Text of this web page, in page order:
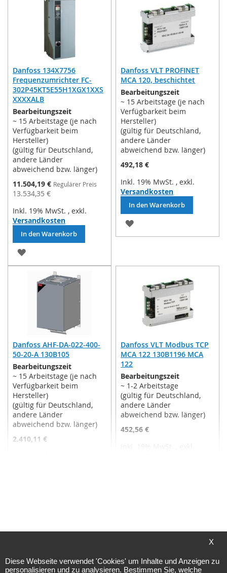
HINZUFÜGEN
HINZUFÜGEN
Danfoss 134X7756
Frequenzumrichter FC-
302P45KT5E55H1XGX1XXS
XXXXALB
Bearbeitungszeit
~ 15 Arbeitstage (je nach
Verfügbarkeit beim
Hersteller)
(gültig für Deutschland,
andere Länder
abweichend bzw. länger)
Sonderpreis
11.504,19 € Regulärer Preis
13.534,35 €
Inkl. 19% MwSt. , exkl.
Versandkosten
In den Warenkorb
ZUR
WUNSCHLISTE
HINZUFÜGEN
Danfoss VLT PROFINET
MCA 120, beschichtet
Bearbeitungszeit
~ 15 Arbeitstage (je nach
Verfügbarkeit beim
Hersteller)
(gültig für Deutschland,
andere Länder
abweichend bzw. länger)
492,18 €
Inkl. 19% MwSt. , exkl.
Versandkosten
In den Warenkorb
ZUR
WUNSCHLISTE
Danfoss AHF-DA-022-400-
50-20-A 130B105
Bearbeitungszeit
~ 15 Arbeitstage (je nach
Verfügbarkeit beim
Hersteller)
(gültig für Deutschland,
andere Länder
abweichend bzw. länger)
2.410,11 €
HINZUFÜGEN
Danfoss VLT Modbus TCP
MCA 122 130B1196 MCA
122
Bearbeitungszeit
~ 1-2 Arbeitstage
(gültig für Deutschland,
andere Länder
abweichend bzw. länger)
452,56 €
Seite
Seite
Zurück
gerade
Seite
X
Diese Webseite verwendet 'Cookies' um Inhalte und Anzeigen zu
personalisieren und zu analysieren. Bestimmen Sie, welche